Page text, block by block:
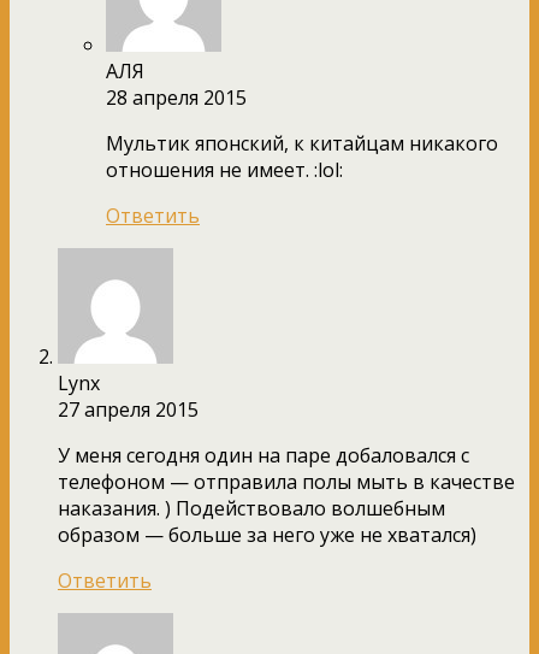
АЛЯ
28 апреля 2015
Мультик японский, к китайцам никакого
отношения не имеет. :lol:
Ответить
Lynx
27 апреля 2015
У меня сегодня один на паре добаловался с
телефоном — отправила полы мыть в качестве
наказания. ) Подействовало волшебным
образом — больше за него уже не хватался)
Ответить